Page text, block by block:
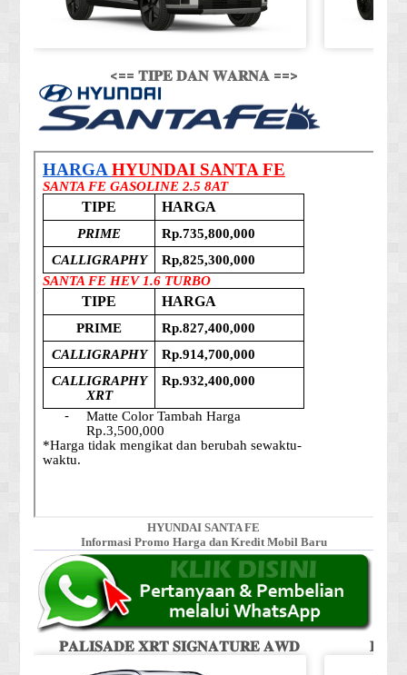
<== 𝐓𝐈𝐏𝐄 𝐃𝐀𝐍 𝐖𝐀𝐑𝐍𝐀 ==>
HYUNDAI SANTA FE
Informasi Promo Harga dan Kredit Mobil Baru
𝐏𝐀𝐋𝐈𝐒𝐀𝐃𝐄 𝐗𝐑𝐓 𝐒𝐈𝐆𝐍𝐀𝐓𝐔𝐑𝐄 𝐀𝐖𝐃